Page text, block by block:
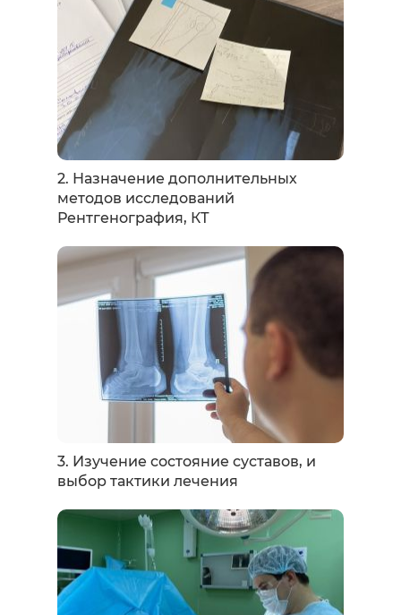
2. Назначение дополнительных
методов исследований
Рентгенография, КТ
3. Изучение состояние суставов, и
выбор тактики лечения